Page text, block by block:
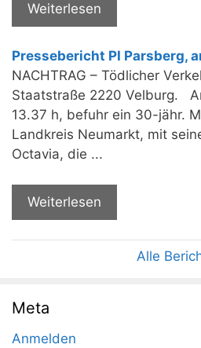
Weiterlesen
Pressebericht PI Parsberg,
NACHTRAG – Tödlicher
Staatstraße 2220 Velburg.
13.37 h, befuhr ein 30-jähr.
Landkreis Neumarkt, mit
Octavia, die ...
Weiterlesen
Alle
Meta
Anmelden